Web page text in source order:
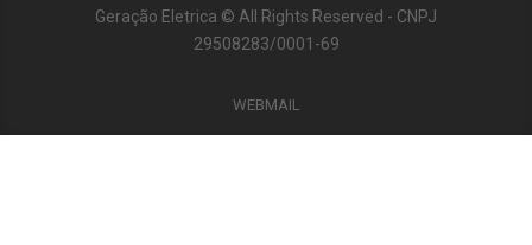
Geração Eletrica © All Rights Reserved - CNPJ
29508283/0001-69
WEBMAIL